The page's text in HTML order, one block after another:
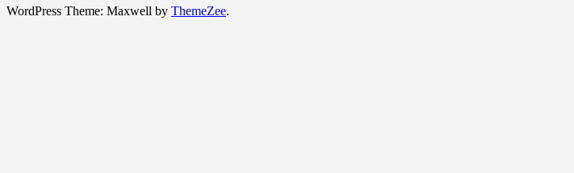
WordPress Theme: Maxwell by ThemeZee.